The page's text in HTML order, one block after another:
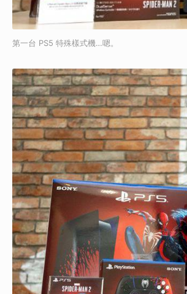
第一台 PS5 特殊樣式機…嗯。